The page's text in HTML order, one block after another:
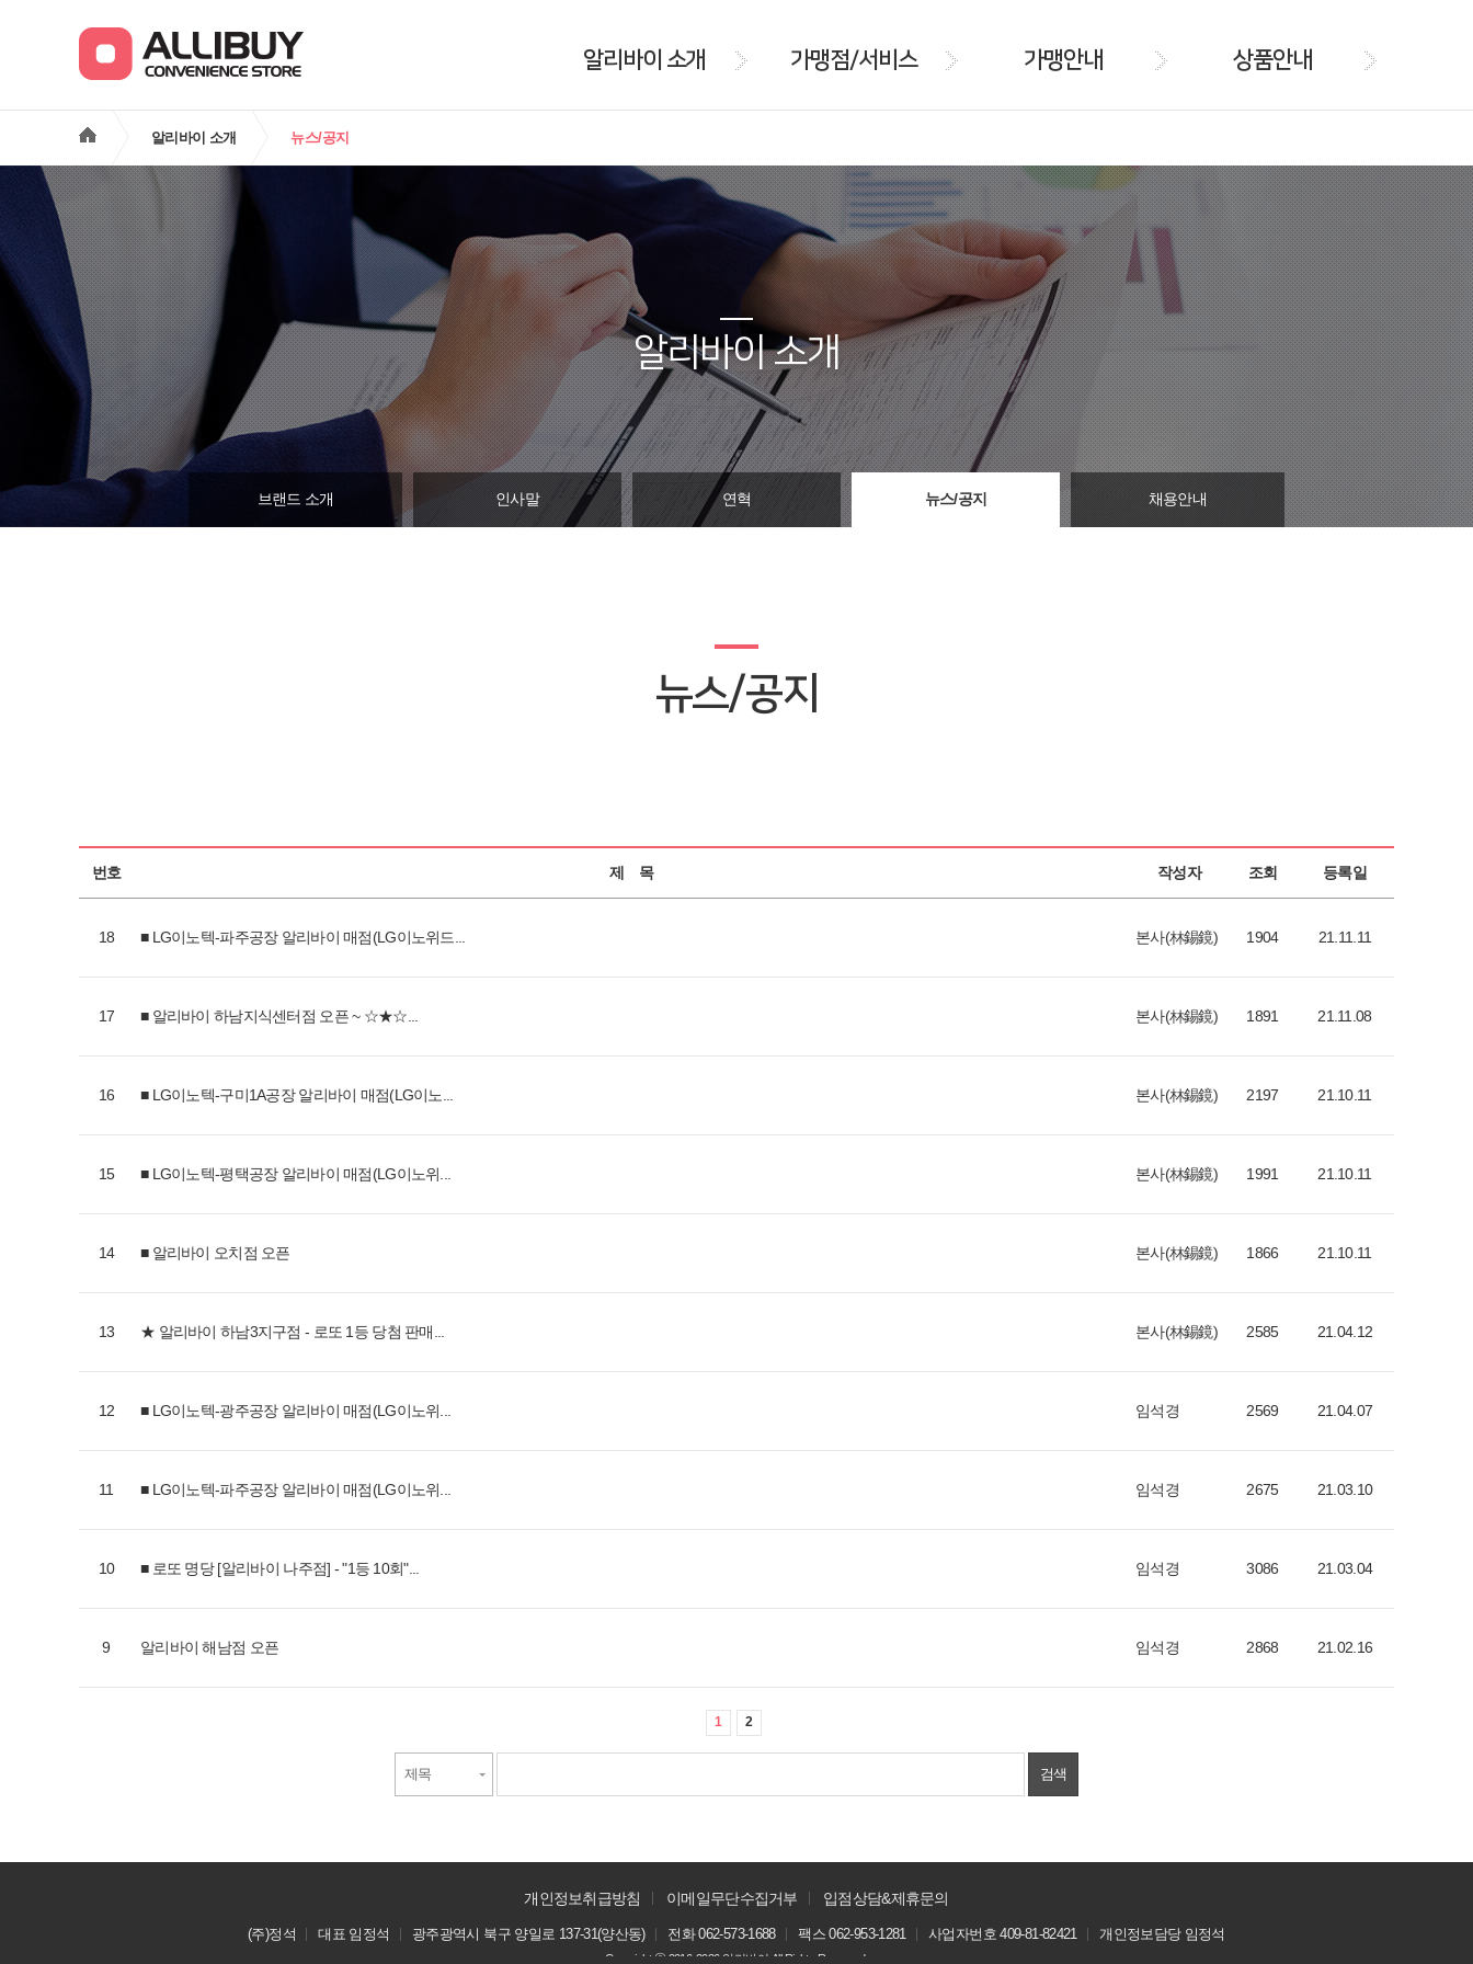
알리바이 소개 가맹점/서비스 가맹안내 상품안내
알리바이 소개 뉴스/공지
알리바이 소개
브랜드 소개 인사말 연혁 뉴스/공지 채용안내
뉴스/공지
번호 제 목 작성자 조회 등록일
18 ■ LG이노텍-파주공장 알리바이 매점(LG이노위드... 본사(林錫鏡) 1904 21.11.11
17 ■ 알리바이 하남지식센터점 오픈 ~ ☆★☆... 본사(林錫鏡) 1891 21.11.08
16 ■ LG이노텍-구미1A공장 알리바이 매점(LG이노... 본사(林錫鏡) 2197 21.10.11
15 ■ LG이노텍-평택공장 알리바이 매점(LG이노위... 본사(林錫鏡) 1991 21.10.11
14 ■ 알리바이 오치점 오픈 본사(林錫鏡) 1866 21.10.11
13 ★ 알리바이 하남3지구점 - 로또 1등 당첨 판매... 본사(林錫鏡) 2585 21.04.12
12 ■ LG이노텍-광주공장 알리바이 매점(LG이노위... 임석경 2569 21.04.07
11 ■ LG이노텍-파주공장 알리바이 매점(LG이노위... 임석경 2675 21.03.10
10 ■ 로또 명당 [알리바이 나주점] - "1등 10회"... 임석경 3086 21.03.04
9 알리바이 해남점 오픈 임석경 2868 21.02.16
1 2
제목 검색
개인정보취급방침 이메일무단수집거부 입점상담&제휴문의
(주)정석 대표 임정석 광주광역시 북구 양일로 137-31(양산동) 전화 062-573-1688 팩스 062-953-1281 사업자번호 409-81-82421 개인정보담당 임정석
Copyright ⓒ 2016-2026 알리바이 All Rights Reserved.